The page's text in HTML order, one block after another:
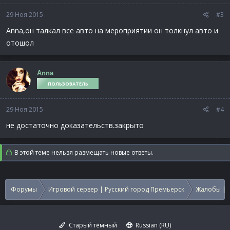
29 Ноя 2015 #3
Anna,он талкал все авто на мероприятии он толкнул авто и
отошол
Anna
ПОЛЬЗОВАТЕЛЬ
29 Ноя 2015 #4
не достаточно доказательств.закрыто
В этой теме нельзя размещать новые ответы.
Форумы Игровой сервер | Русский город Премьерск Жалобы |
Старый тёмный
Russian (RU)